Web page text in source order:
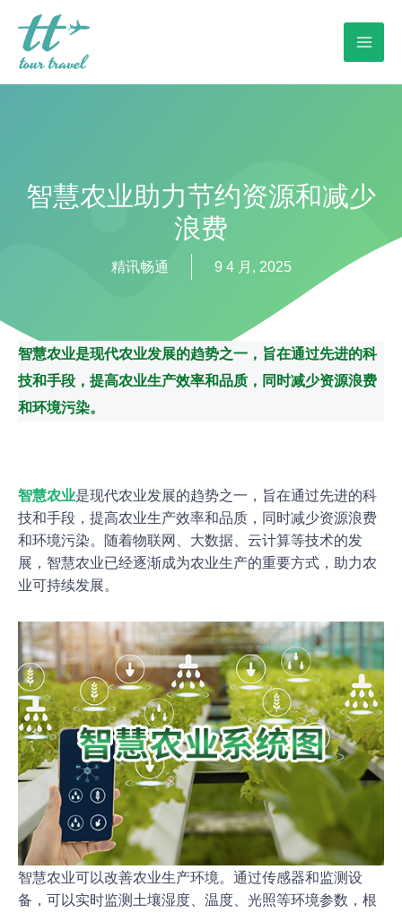
智慧农业助力节约资源和减少
浪费
精讯畅通 9 4 月, 2025
智慧农业是现代农业发展的趋势之一，旨在通过先进的科
技和手段，提高农业生产效率和品质，同时减少资源浪费
和环境污染。
智慧农业是现代农业发展的趋势之一，旨在通过先进的科
技和手段，提高农业生产效率和品质，同时减少资源浪费
和环境污染。随着物联网、大数据、云计算等技术的发
展，智慧农业已经逐渐成为农业生产的重要方式，助力农
业可持续发展。
智慧农业可以改善农业生产环境。通过传感器和监测设
备，可以实时监测土壤湿度、温度、光照等环境参数，根